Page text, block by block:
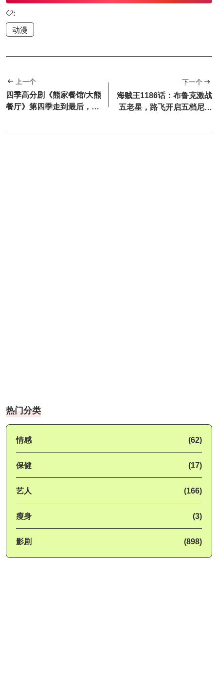
:
动漫
上一个
四季高分剧《熊家餐馆/大熊
餐厅》第四季走到最后，最
下一个
海贼王1186话：布鲁克激战
五老星，路飞开启五档尼卡
热门分类
情感 (62)
保健 (17)
艺人 (166)
瘦身 (3)
影剧 (898)